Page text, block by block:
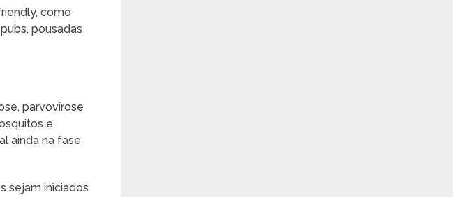
como
pousadas
parvovirose
e
ainda na fase
sejam iniciados